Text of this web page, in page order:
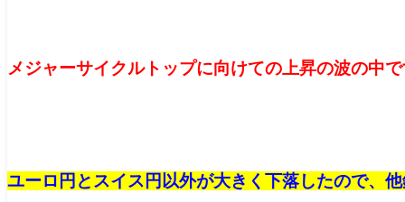
メジャーサイクルトップに向けての上昇の波の中
ユーロ円とスイス円以外が大きく下落したので、